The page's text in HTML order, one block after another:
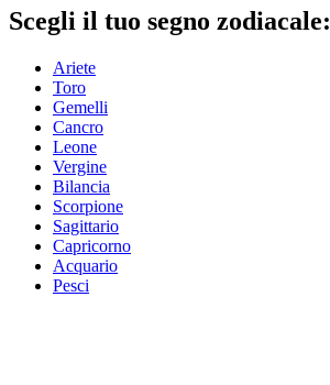
Scegli il tuo segno zodiacale:
Ariete
Toro
Gemelli
Cancro
Leone
Vergine
Bilancia
Scorpione
Sagittario
Capricorno
Acquario
Pesci